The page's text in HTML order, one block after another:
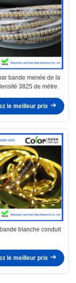
bande menée de la
3825 de mètre
le meilleur prix
blanche conduit
le meilleur prix